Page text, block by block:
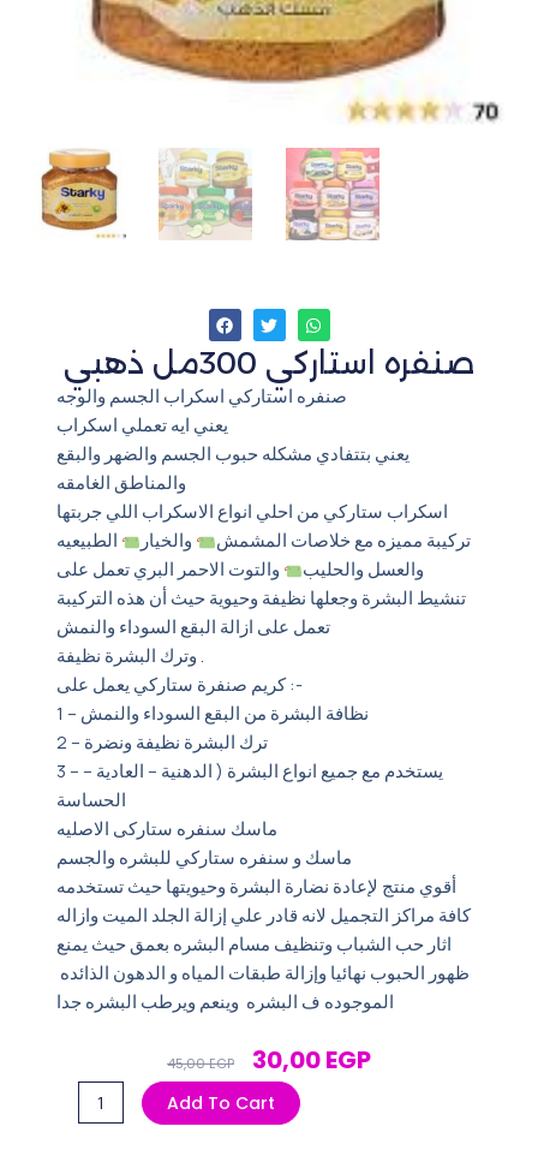
صنفره استاركي 300مل ذهبي
صنفره استاركي اسكراب الجسم والوجه
يعني ايه تعملي اسكراب
يعني بتتفادي مشكله حبوب الجسم والضهر والبقع
والمناطق الغامقه
اسكراب ستاركي من احلي انواع الاسكراب اللي جربتها
تركيبة مميزه مع خلاصات المشمش
والخيار
الطبيعيه
والعسل والحليب
والتوت الاحمر البري تعمل على
تنشيط البشرة وجعلها نظيفة وحيوية حيث أن هذه التركيبة
تعمل على ازالة البقع السوداء والنمش
وترك البشرة نظيفة .
كريم صنفرة ستاركي يعمل على :-
1 – نظافة البشرة من البقع السوداء والنمش
2 – ترك البشرة نظيفة ونضرة
3 – يستخدم مع جميع انواع البشرة ( الدهنية – العادية –
الحساسة
ماسك سنفره ستاركى الاصليه
ماسك و سنفره ستاركي للبشره والجسم
أقوي منتج لإعادة نضارة البشرة وحيويتها حيث تستخدمه
كافة مراكز التجميل لانه قادر علي إزالة الجلد الميت وازاله
اثار حب الشباب وتنظيف مسام البشره بعمق حيث يمنع
ظهور الحبوب نهائيا وإزالة طبقات المياه و الدهون الذائده
الموجوده ف البشره وينعم ويرطب البشره جدا
45,00EGP Original
Price
Was:
30,00EGPCurrent
استاركي
Add To Cart